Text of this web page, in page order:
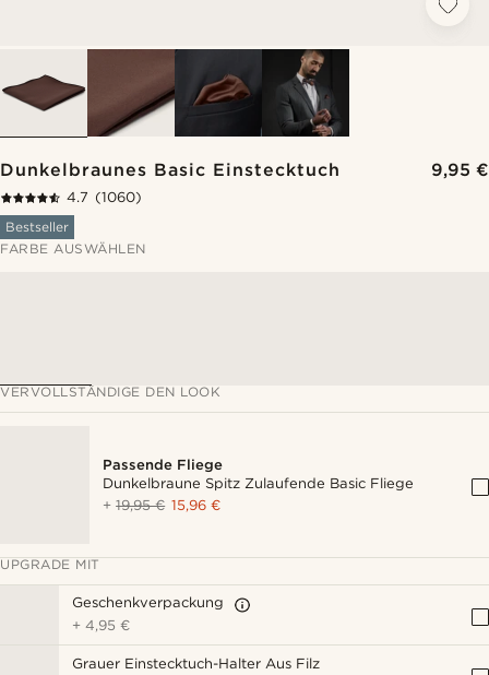
Dunkelbraunes Basic Einstecktuch 9,95 €
4.7 (1060)
Bestseller
FARBE AUSWÄHLEN
VERVOLLSTÄNDIGE DEN LOOK
Passende Fliege
Dunkelbraune Spitz Zulaufende Basic Fliege
+19,95 € 15,96 €
UPGRADE MIT
Geschenkverpackung
+4,95 €
Grauer Einstecktuch-Halter Aus Filz